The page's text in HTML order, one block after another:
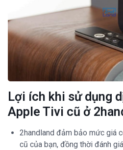
Lợi ích khi sử dụng
Apple Tivi cũ ở
2handland đảm bảo mức giá
cũ của bạn, đồng thời đánh